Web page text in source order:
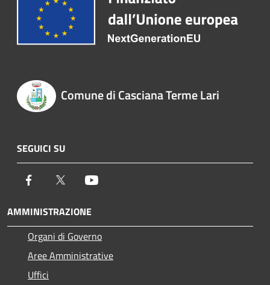
Comune di Casciana Terme Lari
SEGUICI SU
Facebook Twitter
AMMINISTRAZIONE
Organi di Governo
Aree Amministrative
Uffici